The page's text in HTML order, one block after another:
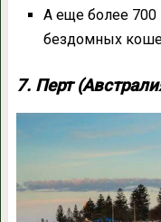
А еще более
бездомных
7. Перт